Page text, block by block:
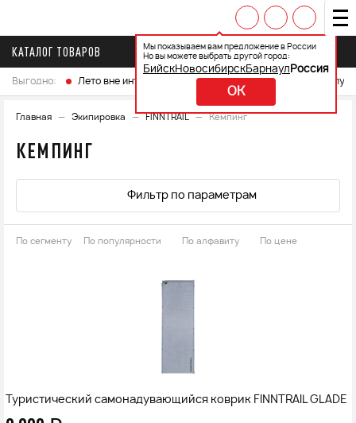
Мы показываем вам предложение в России
Но вы можете выбрать другой город:
БийскНовосибирскБарнаул Россия
OK
КАТАЛОГ ТОВАРОВ
Выгодно: Лето вне интренета Выберите свой мотоцикл и
Главная Экипировка FINNTRAIL Кемпинг
КЕМПИНГ
Фильтр по параметрам
По сегменту По популярности По алфавиту По цене
Туристический самонадувающийся коврик FINNTRAIL GLADE